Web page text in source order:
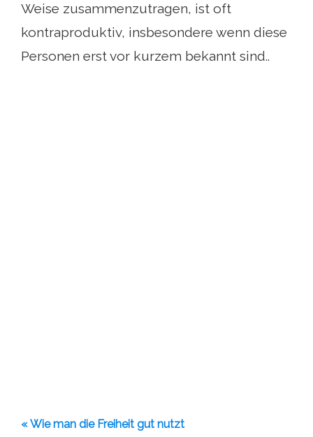
Weise zusammenzutragen, ist oft
kontraproduktiv, insbesondere wenn diese
Personen erst vor kurzem bekannt sind..
« Wie man die Freiheit gut nutzt